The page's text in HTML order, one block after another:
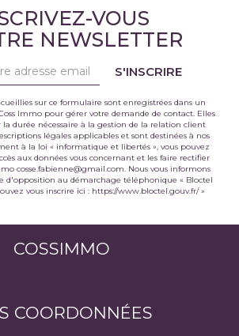
VOUS
NEWSLETTER
S'INSCRIRE
sur ce formulaire sont enregistrées dans un
Immo pour gérer votre demande de contact. Elles
la durée nécessaire à la gestion de la relation client
légales applicables et sont destinées à nos
à la loi « informatique et libertés », vous pouvez
aux données vous concernant et les faire rectifier
cosse.fabienne@gmail.com. Nous vous informons
d'opposition au démarchage téléphonique « Bloctel
vous inscrire ici : https://www.bloctel.gouv.fr/»
COSSIMMO
COORDONNÉES